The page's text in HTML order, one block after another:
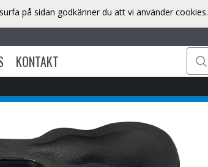
KONTAKT
på sidan godkänner du att vi använder cookies.